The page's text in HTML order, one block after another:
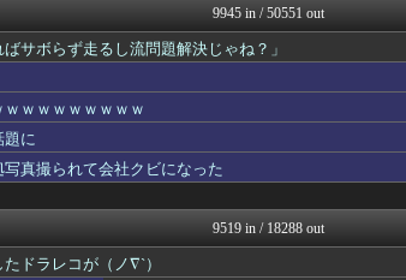
うまぴょいチャンネル -ウ...
いそ...
汎用型自作PCまとめ
【サッカー まとめ】サカラ...
め...
ィングS...
fig速
美澄衿依...
もきゅ速(*´ω`*)人(...
ボス
ミニゴブ速報 ～グラブルま...
ではなく、ま...
鬼女の宅配便 - 修羅場・...
パカ娘速報！！ウマ娘まとめ...
釣りまとめ速報
】
コンテンツ・声優 | ラブ...
なり「一般的...
9945 in / 50551 out
サボらず走るし流問題解決じゃね？」
ｗｗｗｗｗｗｗｗ
題に
真撮られて会社クビになった
9519 in / 18288 out
ドラレコが（ノ∇`）